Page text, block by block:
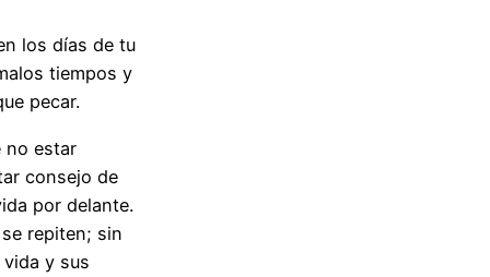
los días de tu
tiempos y
pecar.
no estar
consejo de
por delante.
repiten; sin
y sus